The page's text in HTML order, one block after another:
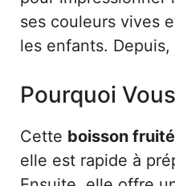
ses couleurs vives
les enfants.
Pourquoi
Cette boisson
elle est rapide à